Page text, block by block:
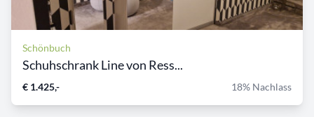
Schönbuch
Schuhschrank Line von Ress...
€ 1.425,- 18% Nachlass